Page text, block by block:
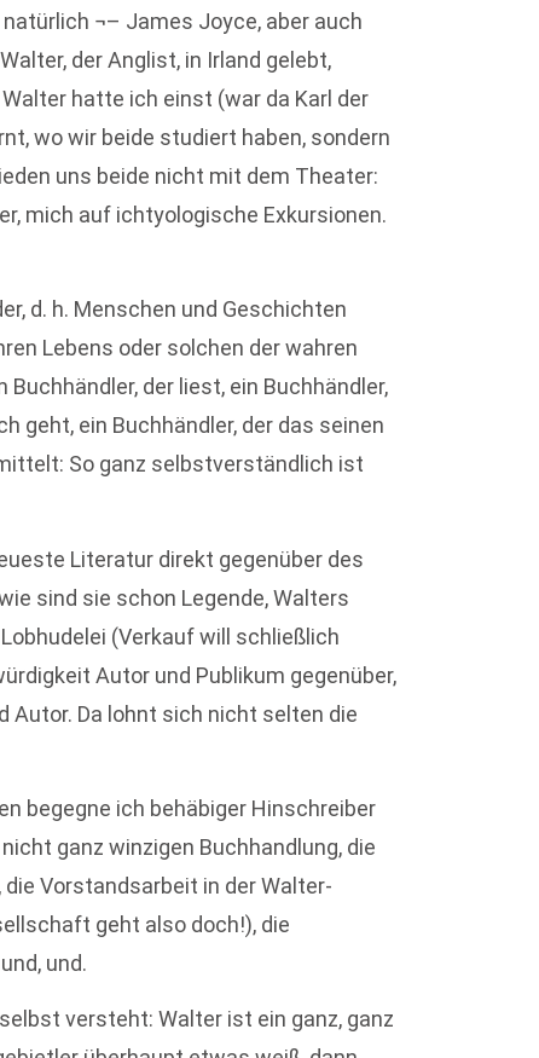
natürlich ¬– James Joyce, aber auch
der Anglist, in Irland gelebt,
hatte ich einst (war da Karl der
wo wir beide studiert haben, sondern
uns beide nicht mit dem Theater:
mich auf ichtyologische Exkursionen.
d. h. Menschen und Geschichten
Lebens oder solchen der wahren
der liest, ein Buchhändler,
geht, ein Buchhändler, der das seinen
So ganz selbstverständlich ist
Literatur direkt gegenüber des
sind sie schon Legende, Walters
(Verkauf will schließlich
Autor und Publikum gegenüber,
Autor. Da lohnt sich nicht selten die
begegne ich behäbiger Hinschreiber
ganz winzigen Buchhandlung, die
Vorstandsarbeit in der Walter-
geht also doch!), die
und.
versteht: Walter ist ein ganz, ganz